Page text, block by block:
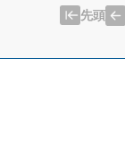
先頭